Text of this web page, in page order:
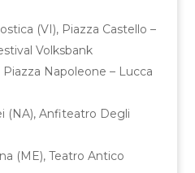
(VI), Piazza Castello –
Volksbank
Piazza Napoleone – Lucca
(NA), Anfiteatro Degli
(ME), Teatro Antico